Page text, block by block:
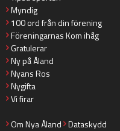
Myndig
100 ord från din förening
Föreningarnas Kom ihåg
Gratulerar
Ny på Åland
Nyans Ros
Nygifta
Vi firar
Om Nya Åland Dataskydd